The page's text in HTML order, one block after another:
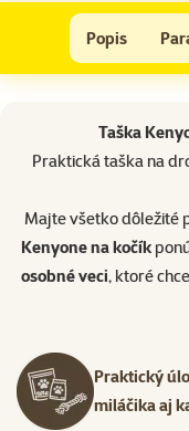
Taška na kočík pre psy a
Popis
Na začiatok
Taška
Praktická taška na
Majte všetko dôležité
Kenyone na kočík
osobné veci, ktoré
Praktický
miláčika aj